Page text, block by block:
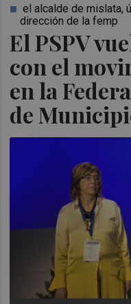
El PSPV
con el
en la
de
el alcalde de mislata,
dirección de la femp